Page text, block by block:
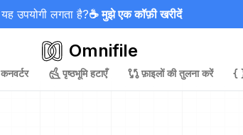
यह उपयोगी लगता है?☕ मुझे एक कॉफ़ी खरीदें
Omnifile
कनवर्टर पृष्ठभूमि हटाएँ फ़ाइलों की तुलना करें